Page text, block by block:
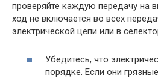
проверяйте каждую передачу на
ход не включается во всех
электрической цепи или в
Убедитесь, что
порядке. Если они